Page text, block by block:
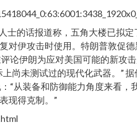
士的话报道称，五角大楼已拟
对伊攻击时使用。特朗普敦促
论伊朗为应对美国可能的新攻
尚未测试过的现代化武器。”
“从装备和防御能力角度来看，
现得克制。”